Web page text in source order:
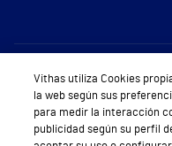
Vithas utiliza Cookies
la web según sus
para medir la interacción
publicidad según su perfil